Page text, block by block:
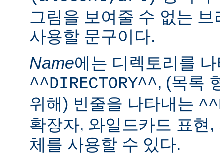
그림을 보여줄 수 없는
사용할 문구이다.
Name에는 디렉토리를
^^DIRECTORY^^, (목록
위해) 빈줄을 나타내는
확장자, 와일드카드 표현
체를 사용할 수 있다.